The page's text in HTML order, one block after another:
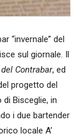
“invernale” del
sul giornale. Il
Contrabar, ed
progetto del
Bisceglie, in
i due bartender
locale A’